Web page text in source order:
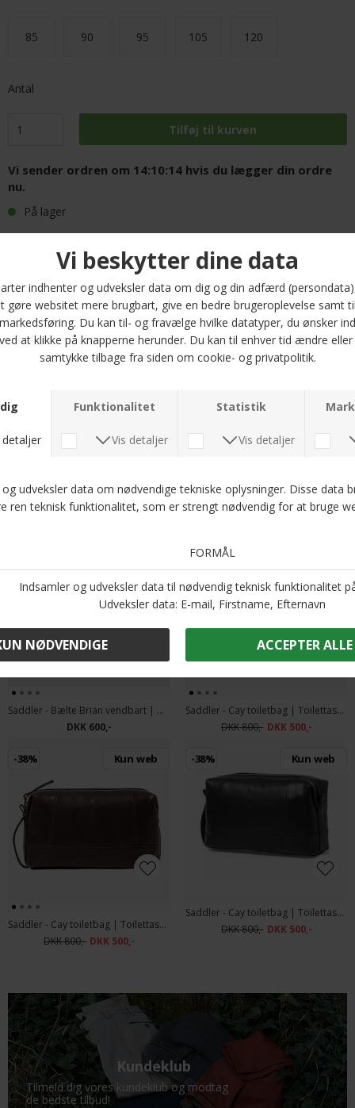
85 90 95 105 120
Antal
Vi sender ordren om 14:10:14 hvis du lægger din ordre
nu.
På lager
HURTIG LEVERING
Læder bælte med pladespænde fra Saddler i brun.
- 100% skind
- 3,5 cm bred
- Pladespænde
- Kan kortes
Optjen 5 procent rabat på alle din køb
Andre købte også
Saddler - Bælte Brian vendbart | Bælte Sort & Brun
DKK 600,-
Saddler - Cay toiletbag | Toilettaske Midbrown
DKK 800,- DKK 500,-
-38% Kun web
Saddler - Cay toiletbag | Toilettaske Dark Brown
DKK 800,- DKK 500,-
-38% Kun web
Saddler - Cay toiletbag | Toilettaske Black
DKK 800,- DKK 500,-
Kundeklub
Tilmeld dig vores kundeklub og modtag
de bedste tilbud!